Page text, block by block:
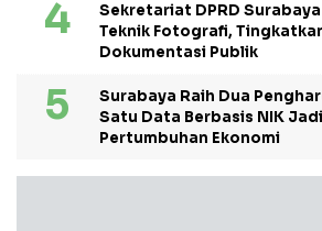
Sekretariat DPRD
Teknik Fotografi,
Dokumentasi Publik
Surabaya Raih Dua
Satu Data Berbasis NIK
Pertumbuhan Ekonomi